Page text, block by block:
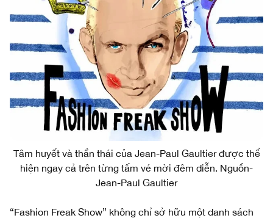
Tâm huyết và thần thái của Jean-Paul Gaultier được thể
hiện ngay cả trên từng tấm vé mời đêm diễn. Nguồn-
Jean-Paul Gaultier
“Fashion Freak Show” không chỉ sở hữu một danh sách